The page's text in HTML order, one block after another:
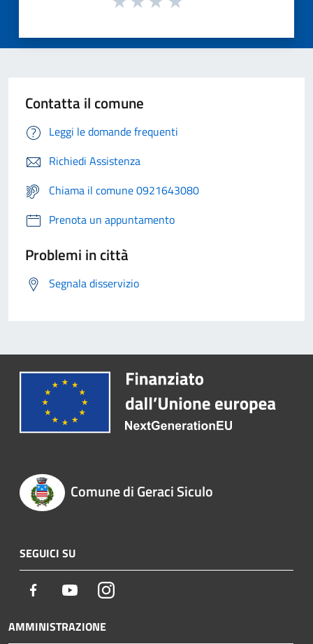
Contatta il comune
Leggi le domande frequenti
Richiedi Assistenza
Chiama il comune 0921643080
Prenota un appuntamento
Problemi in città
Segnala disservizio
Comune di Geraci Siculo
SEGUICI SU
Facebook YoutubeInstagram
AMMINISTRAZIONE